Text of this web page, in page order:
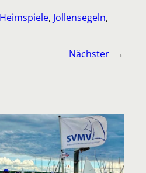
Heimspiele, Jollensegeln
Nächster →